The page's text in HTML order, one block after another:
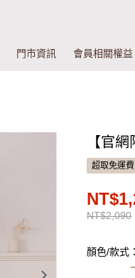
門市資訊 會員相關權益
【官
超取免運費
NT$2,090
顏色/款式